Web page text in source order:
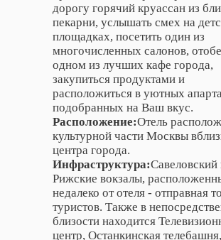
дорогу горячий круассан из
пекарни, услышать смех на
площадках, посетить один из
многочисленных салонов,
одном из лучших кафе города,
закупиться продуктами и
расположиться в уютных
подобранных на Ваш вкус.
Расположение:Отель
культурной части Москвы
центра города.
Инфраструктура:Савеловский
Рижские вокзалы,
недалеко от отеля - отправная
туристов. Также в
близости находится
центр, Останкинская